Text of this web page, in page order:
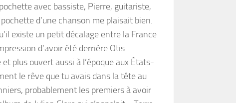
avec bassiste, Pierre, guitariste,
d’une chanson me plaisait bien.
existe un petit décalage entre la France
d’avoir été derrière Otis
plus ouvert aussi à l’époque aux États-
le rêve que tu avais dans la tête au
probablement les premiers à avoir